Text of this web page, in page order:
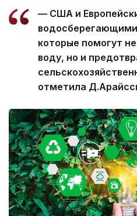
— США и
которые помогут
воду, но и
отметила